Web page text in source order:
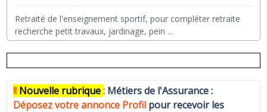
Retraité de l'enseignement sportif, pour compléter retraite
recherche petit travaux, jardinage, pein ...
!! Nouvelle rubrique: Métiers de l'Assurance :
Déposez votre annonce Profil pour recevoir les